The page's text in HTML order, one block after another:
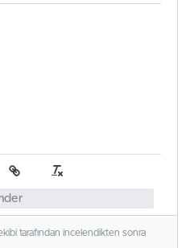
tarafından incelendikten sonra